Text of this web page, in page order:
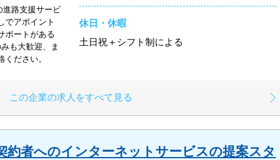
路支援サービ
でアポイント
ポートがある
も大歓迎、ま
ださい。
休日・休暇
土日祝＋シフト制による
この企業の求人をすべて見る
約者へのインターネットサービスの提案スタ